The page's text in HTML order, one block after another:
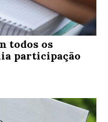
todos os
participação